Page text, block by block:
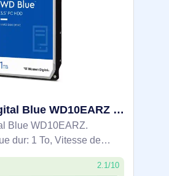
Western Digital Blue WD10EARZ disque dur 1 To 5400 tr/min 64 Mo 3.5" Série ATA III
Blue WD10EARZ.
dur: 1 To, Vitesse de
dur: 5400 tr/min, Taille
lecteur de stockage: 64 Mo,
2.1/10